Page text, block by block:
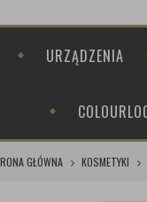
URZĄDZENIA
GŁÓWNA KOSMETYKI